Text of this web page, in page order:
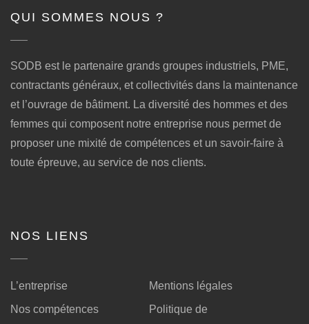
QUI SOMMES NOUS ?
SODB est le partenaire grands groupes industriels, PME,
contractants généraux, et collectivités dans la maintenance
et l’ouvrage de bâtiment. La diversité des hommes et des
femmes qui composent notre entreprise nous permet de
proposer une mixité de compétences et un savoir-faire à
toute épreuve, au service de nos clients.
NOS LIENS
L’entreprise
Nos compétences
Mentions légales
Politique de